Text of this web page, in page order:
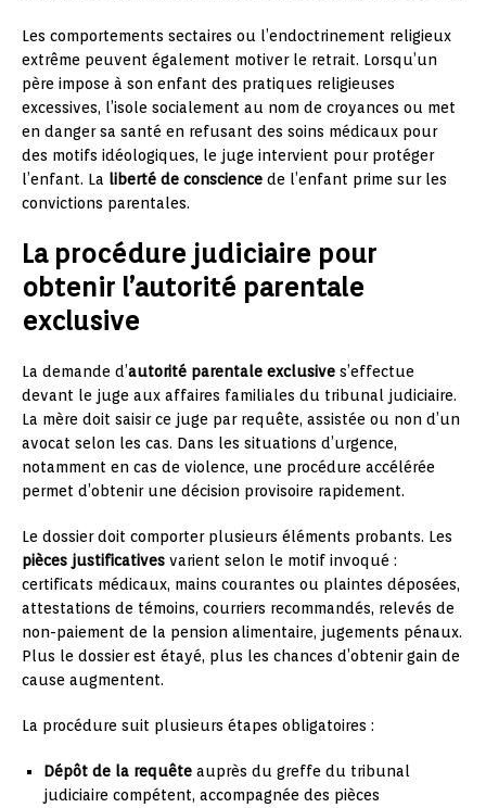
Les comportements sectaires ou l’endoctrinement religieux
extrême peuvent également motiver le retrait. Lorsqu’un
père impose à son enfant des pratiques religieuses
excessives, l’isole socialement au nom de croyances ou met
en danger sa santé en refusant des soins médicaux pour
des motifs idéologiques, le juge intervient pour protéger
l’enfant. La liberté de conscience de l’enfant prime sur les
convictions parentales.
La procédure judiciaire pour
obtenir l’autorité parentale
exclusive
La demande d’autorité parentale exclusive s’effectue
devant le juge aux affaires familiales du tribunal judiciaire.
La mère doit saisir ce juge par requête, assistée ou non d’un
avocat selon les cas. Dans les situations d’urgence,
notamment en cas de violence, une procédure accélérée
permet d’obtenir une décision provisoire rapidement.
Le dossier doit comporter plusieurs éléments probants. Les
pièces justificatives varient selon le motif invoqué :
certificats médicaux, mains courantes ou plaintes déposées,
attestations de témoins, courriers recommandés, relevés de
non-paiement de la pension alimentaire, jugements pénaux.
Plus le dossier est étayé, plus les chances d’obtenir gain de
cause augmentent.
La procédure suit plusieurs étapes obligatoires :
Dépôt de la requête auprès du greffe du tribunal
judiciaire compétent, accompagnée des pièces